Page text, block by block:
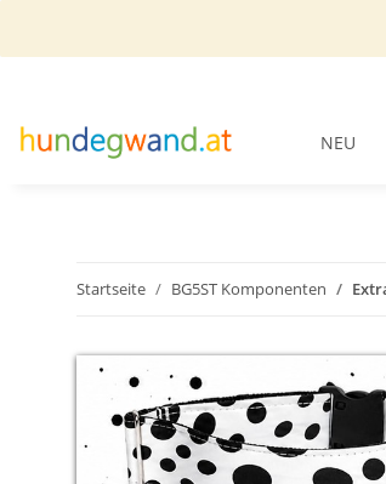
NEU
Startseite BG5ST Komponenten